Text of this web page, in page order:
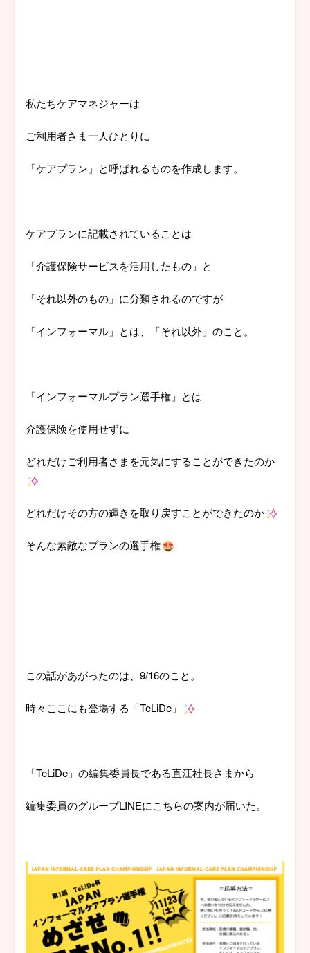
私たちケアマネジャーは
ご利用者さま一人ひとりに
「ケアプラン」と呼ばれるものを作成します。
ケアプランに記載されていることは
「介護保険サービスを活用したもの」と
「それ以外のもの」に分類されるのですが
「インフォーマル」とは、「それ以外」のこと。
「インフォーマルプラン選手権」とは
介護保険を使用せずに
どれだけご利用者さまを元気にすることができたのか
どれだけその方の輝きを取り戻すことができたのか
そんな素敵なプランの選手権
この話があがったのは、9/16のこと。
時々ここにも登場する「TeLiDe」
「TeLiDe」の編集委員長である直江社長さまから
編集委員のグループLINEにこちらの案内が届いた。